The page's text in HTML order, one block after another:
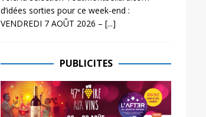
d’idées sorties pour ce week-end :
VENDREDI 7 AOÛT 2026 – [...]
PUBLICITES